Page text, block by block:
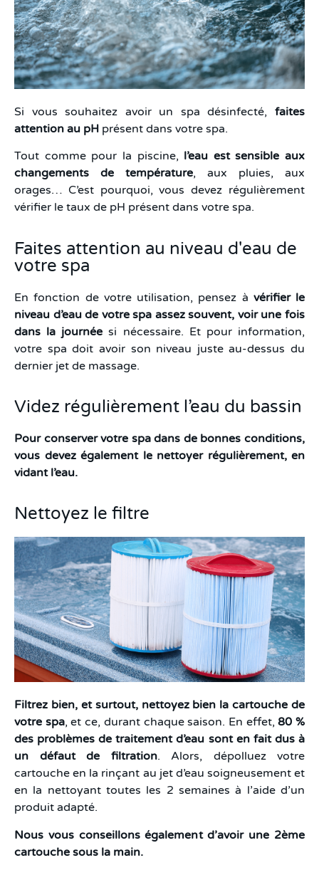
Si vous souhaitez avoir un spa désinfecté, faites
attention au pH présent dans votre spa.
Tout comme pour la piscine, l’eau est sensible aux
changements de température, aux pluies, aux
orages… C’est pourquoi, vous devez régulièrement
vérifier le taux de pH présent dans votre spa.
Faites attention au niveau d'eau de
votre spa
En fonction de votre utilisation, pensez à vérifier le
niveau d’eau de votre spa assez souvent, voir une fois
dans la journée si nécessaire. Et pour information,
votre spa doit avoir son niveau juste au-dessus du
dernier jet de massage.
Videz régulièrement l’eau du bassin
Pour conserver votre spa dans de bonnes conditions,
vous devez également le nettoyer régulièrement, en
vidant l’eau.
Nettoyez le filtre
Filtrez bien, et surtout, nettoyez bien la cartouche de
votre spa, et ce, durant chaque saison. En effet,80 %
des problèmes de traitement d’eau sont en fait dus à
un défaut de filtration. Alors, dépolluez votre
cartouche en la rinçant au jet d’eau soigneusement et
en la nettoyant toutes les 2 semaines à l’aide d’un
produit adapté.
Nous vous conseillons également d’avoir une 2ème
cartouche sous la main.